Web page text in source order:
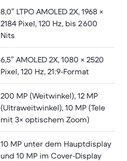
8,0″ LTPO AMOLED 2X, 1968 ×
2184 Pixel, 120 Hz, bis 2 600
Nits
6,5″ AMOLED 2X, 1080 × 2520
Pixel, 120 Hz, 21:9‑Format
200 MP (Weitwinkel), 12 MP
(Ultraweitwinkel), 10 MP (Tele
mit 3× optischem Zoom)
10 MP unter dem Hauptdisplay
und 10 MP im Cover‑Display